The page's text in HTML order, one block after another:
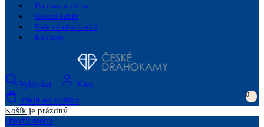
Doprava a platba
Osobní odběr
Naše výroba šperků
Kontakty
Vyhledat
Více
Přejít do košíku
0
Košík je prázdný
Otevřít menu